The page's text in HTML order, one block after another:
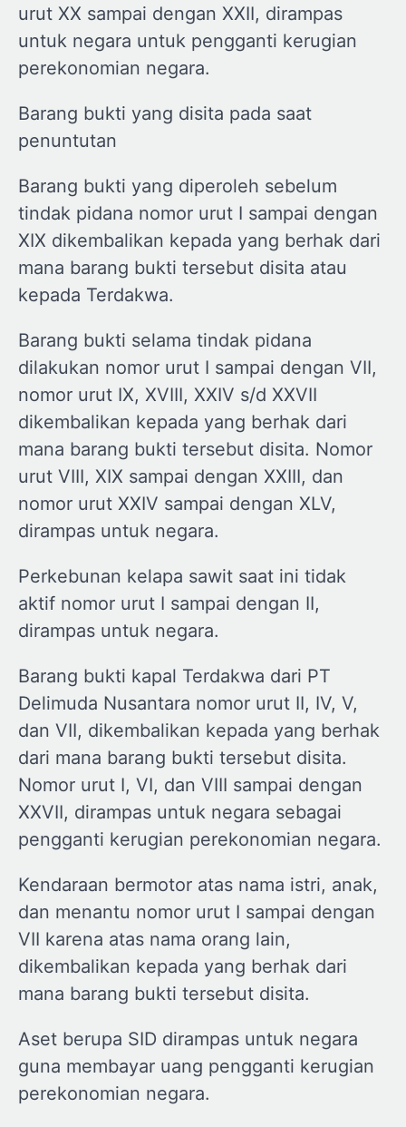
urut XX sampai dengan XXII, dirampas
untuk negara untuk pengganti kerugian
perekonomian negara.
Barang bukti yang disita pada saat
penuntutan
Barang bukti yang diperoleh sebelum
tindak pidana nomor urut I sampai dengan
XIX dikembalikan kepada yang berhak dari
mana barang bukti tersebut disita atau
kepada Terdakwa.
Barang bukti selama tindak pidana
dilakukan nomor urut I sampai dengan VII,
nomor urut IX, XVIII, XXIV s/d XXVII
dikembalikan kepada yang berhak dari
mana barang bukti tersebut disita. Nomor
urut VIII, XIX sampai dengan XXIII, dan
nomor urut XXIV sampai dengan XLV,
dirampas untuk negara.
Perkebunan kelapa sawit saat ini tidak
aktif nomor urut I sampai dengan II,
dirampas untuk negara.
Barang bukti kapal Terdakwa dari PT
Delimuda Nusantara nomor urut II, IV, V,
dan VII, dikembalikan kepada yang berhak
dari mana barang bukti tersebut disita.
Nomor urut I, VI, dan VIII sampai dengan
XXVII, dirampas untuk negara sebagai
pengganti kerugian perekonomian negara.
Kendaraan bermotor atas nama istri, anak,
dan menantu nomor urut I sampai dengan
VII karena atas nama orang lain,
dikembalikan kepada yang berhak dari
mana barang bukti tersebut disita.
Aset berupa SID dirampas untuk negara
guna membayar uang pengganti kerugian
perekonomian negara.